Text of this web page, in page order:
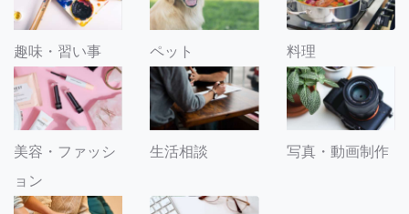
趣味・習い事 ペット 料理
美容・ファッシ
ョン
生活相談 写真・動画制作